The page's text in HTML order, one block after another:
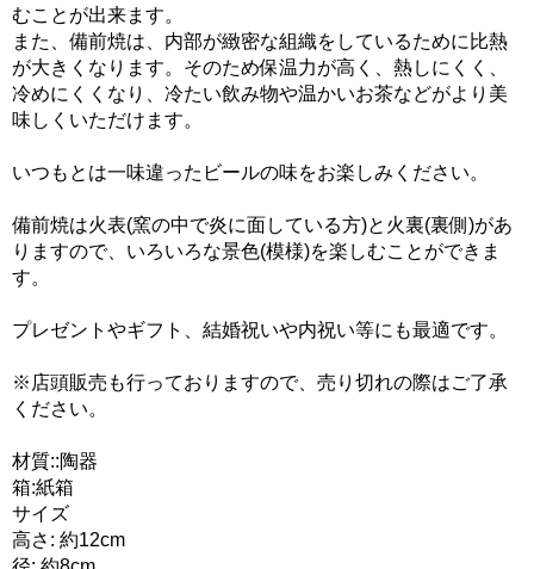
むことが出来ます。
また、備前焼は、内部が緻密な組織をしているために比熱
が大きくなります。そのため保温力が高く、熱しにくく、
冷めにくくなり、冷たい飲み物や温かいお茶などがより美
味しくいただけます。
いつもとは一味違ったビールの味をお楽しみください。
備前焼は火表(窯の中で炎に面している方)と火裏(裏側)があ
りますので、いろいろな景色(模様)を楽しむことができま
す。
プレゼントやギフト、結婚祝いや内祝い等にも最適です。
※店頭販売も行っておりますので、売り切れの際はご了承
ください。
材質::陶器
箱:紙箱
サイズ
高さ: 約12cm